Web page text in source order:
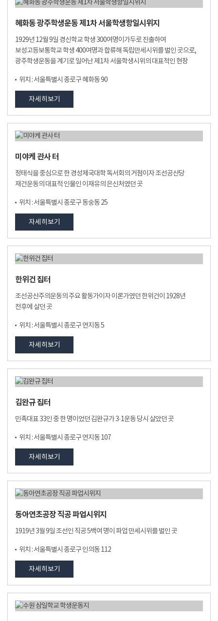
혜화동 광주학생운동 제1차 서울학생항일시위지
1929년 12월 9일 경신학교 학생 300여명이가두로 진출하여
보성고등보통학교 학생 400여명과 합류해 독립만세시위를 벌인 곳으로,
광주학생운동을 계기로 일어난 제1차 서울학생시위의 대표적인 현장
위치 : 서울특별시 종로구 혜화동 90
자세히보기
미야케 관사 터
정태식을 중심으로 한 경성제국대학 독서회의 거점이자 조선공산당
재건운동의 대표적 인물인 이재유의 은신처였던 곳
위치 : 서울특별시 종로구 동숭동 25
자세히보기
한위건 집터
조선공산주의운동의 주요 활동가이자 이론가였던 한위건이 1928년
전후에 살던 곳
위치 : 서울특별시 종로구 연지동 5
자세히보기
김완규 집터
민족대표 33인 중 한 명이었던 김완규가 3·1운동 당시 살았던 곳
위치 : 서울특별시 종로구 연지동 107
자세히보기
동아연초공장 직공 파업시위지
1919년 3월 9일 조선인 직공 5백여 명이 파업 만세시위를 벌인 곳
위치 : 서울특별시 종로구 인의동 112
자세히보기